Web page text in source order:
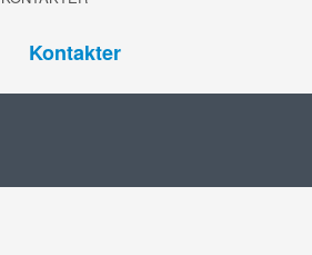
Kontakter